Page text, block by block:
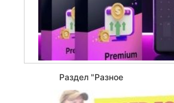
Раздел "Разное